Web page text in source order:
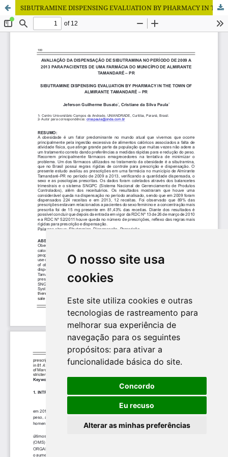
O nosso site usa
cookies
Este site utiliza cookies e outras
tecnologias de rastreamento para
melhorar sua experiência de
navegação para os seguintes
propósitos: para ativar a
funcionalidade básica do site.
Concordo
Eu recuso
Alterar as minhas preferências
SIBUTRAMINE DISPENSING EVALUATION BY PHARMACY IN THE TOWN OF ALMIRANTE TAMANDARÉ – PR